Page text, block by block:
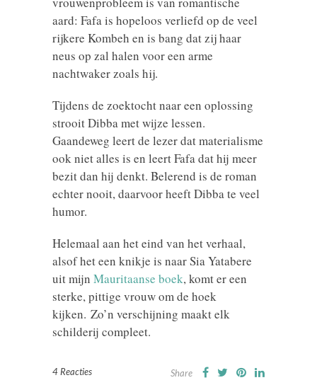
aard: Fafa is hopeloos verliefd op de veel
rijkere Kombeh en is bang dat zij haar
neus op zal halen voor een arme
nachtwaker zoals hij.
Tijdens de zoektocht naar een oplossing
strooit Dibba met wijze lessen.
Gaandeweg leert de lezer dat materialisme
ook niet alles is en leert Fafa dat hij meer
bezit dan hij denkt. Belerend is de roman
echter nooit, daarvoor heeft Dibba te veel
humor.
Helemaal aan het eind van het verhaal,
alsof het een knikje is naar Sia Yatabere
uit mijn Mauritaanse boek, komt er een
sterke, pittige vrouw om de hoek
kijken. Zo’n verschijning maakt elk
schilderij compleet.
4 Reacties Share